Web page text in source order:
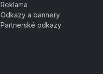
Reklama
Odkazy a bannery
Partnerské odkazy